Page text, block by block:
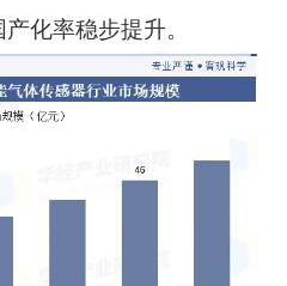
化率稳步提升。